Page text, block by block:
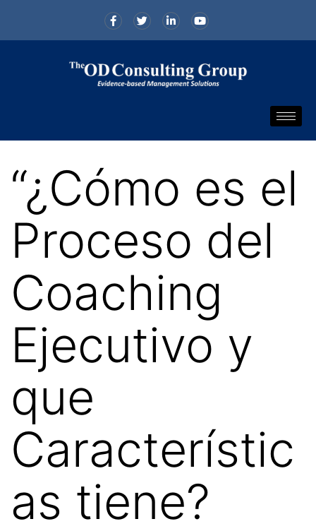
“¿Cómo es el
Proceso del
Coaching
Ejecutivo y
que
Característic
as tiene?